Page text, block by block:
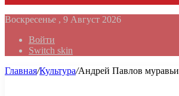
Воскресенье , 9 Август 2026
Войти
Switch skin
Главная/Культура/Андрей Павлов муравьи